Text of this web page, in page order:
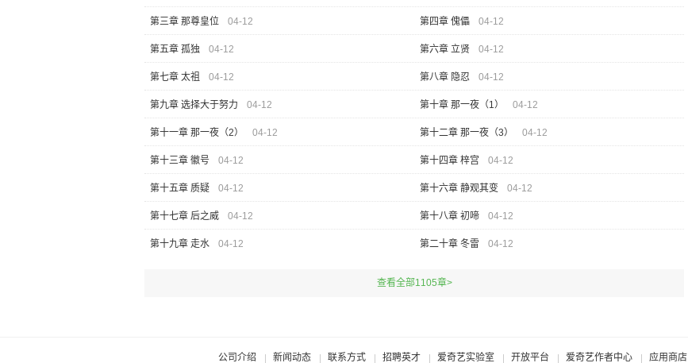
第三章 那尊皇位 04-12 第四章 傀儡 04-12
第五章 孤独 04-12 第六章 立贤 04-12
第七章 太祖 04-12 第八章 隐忍 04-12
第九章 选择大于努力 04-12 第十章 那一夜（1） 04-12
第十一章 那一夜（2） 04-12 第十二章 那一夜（3） 04-12
第十三章 徽号 04-12 第十四章 梓宫 04-12
第十五章 质疑 04-12 第十六章 静观其变 04-12
第十七章 后之威 04-12 第十八章 初啼 04-12
第十九章 走水 04-12 第二十章 冬雷 04-12
查看全部1105章>
公司介绍 新闻动态 联系方式 招聘英才 爱奇艺实验室 开放平台 爱奇艺作者中心 应用商店